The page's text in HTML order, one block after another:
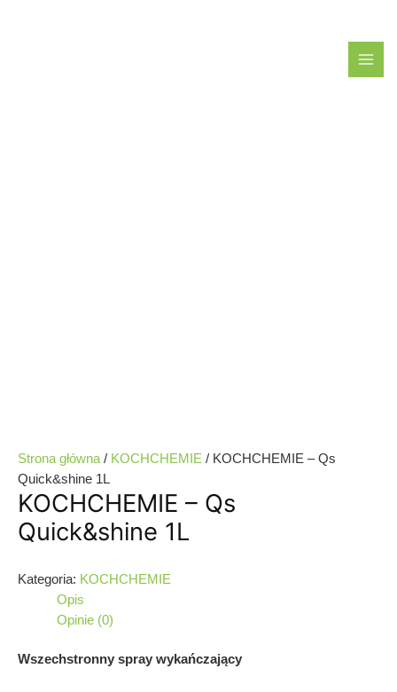
Strona główna / KOCHCHEMIE / KOCHCHEMIE – Qs
Quick&shine 1L
KOCHCHEMIE – Qs
Quick&shine 1L
Kategoria: KOCHCHEMIE
Opis
Opinie (0)
Wszechstronny spray wykańczający